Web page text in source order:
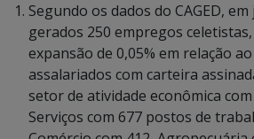
Segundo os dados do CAGED,
gerados 250 empregos
expansão de 0,05% em relação
assalariados com carteira
setor de atividade econômica
Serviços com 677 postos de